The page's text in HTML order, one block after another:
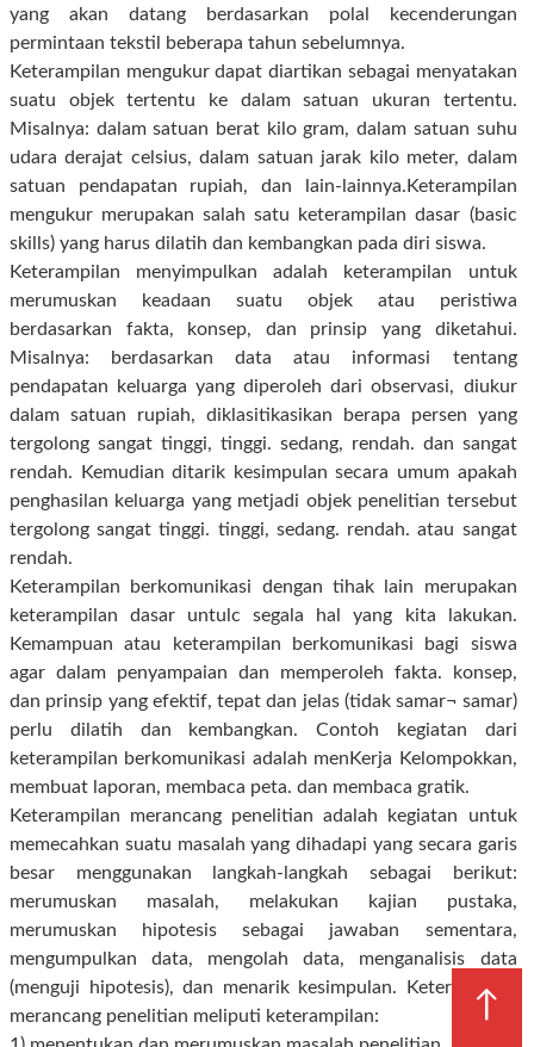
yang akan datang berdasarkan polal kecenderungan
permintaan tekstil beberapa tahun sebelumnya.
Keterampilan mengukur dapat diartikan sebagai menyatakan
suatu objek tertentu ke dalam satuan ukuran tertentu.
Misalnya: dalam satuan berat kilo gram, dalam satuan suhu
udara derajat celsius, dalam satuan jarak kilo meter, dalam
satuan pendapatan rupiah, dan lain-lainnya.Keterampilan
mengukur merupakan salah satu keterampilan dasar (basic
skills) yang harus dilatih dan kembangkan pada diri siswa.
Keterampilan menyimpulkan adalah keterampilan untuk
merumuskan keadaan suatu objek atau peristiwa
berdasarkan fakta, konsep, dan prinsip yang diketahui.
Misalnya: berdasarkan data atau informasi tentang
pendapatan keluarga yang diperoleh dari observasi, diukur
dalam satuan rupiah, diklasitikasikan berapa persen yang
tergolong sangat tinggi, tinggi. sedang, rendah. dan sangat
rendah. Kemudian ditarik kesimpulan secara umum apakah
penghasilan keluarga yang metjadi objek penelitian tersebut
tergolong sangat tinggi. tinggi, sedang. rendah. atau sangat
rendah.
Keterampilan berkomunikasi dengan tihak lain merupakan
keterampilan dasar untulc segala hal yang kita lakukan.
Kemampuan atau keterampilan berkomunikasi bagi siswa
agar dalam penyampaian dan memperoleh fakta. konsep,
dan prinsip yang efektif, tepat dan jelas (tidak samar¬ samar)
perlu dilatih dan kembangkan. Contoh kegiatan dari
keterampilan berkomunikasi adalah menKerja Kelompokkan,
membuat laporan, membaca peta. dan membaca gratik.
Keterampilan merancang penelitian adalah kegiatan untuk
memecahkan suatu masalah yang dihadapi yang secara garis
besar menggunakan langkah-langkah sebagai berikut:
merumuskan masalah, melakukan kajian pustaka,
merumuskan hipotesis sebagai jawaban sementara,
mengumpulkan data, mengolah data, menganalisis data
(menguji hipotesis), dan menarik kesimpulan. Keterampilan
merancang penelitian meliputi keterampilan:
↑